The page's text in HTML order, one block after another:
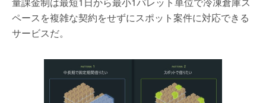
ペースを複雑な契約をせずにスポット案件に対応できる
サービスだ。